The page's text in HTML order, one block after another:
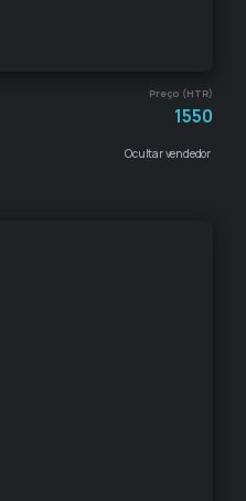
Preço (HTR)
1550
Ocultar vendedor